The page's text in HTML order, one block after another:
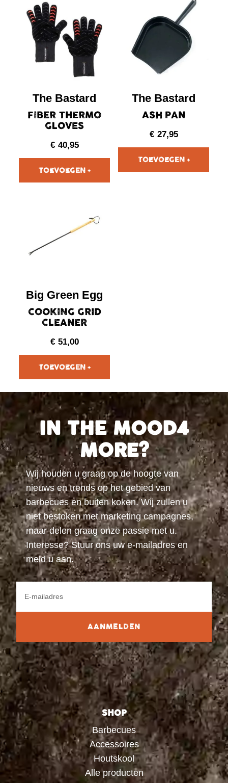
The Bastard
FIBER THERMO
GLOVES
€ 40,95
The Bastard
ASH PAN
€ 27,95
Big Green Egg
COOKING GRID
CLEANER
€ 51,00
IN THE MOOD4
MORE?
Wij houden u graag op de hoogte van
nieuws en trends op het gebied van
barbecues en buiten koken. Wij zullen u
niet bestoken met marketing campagnes,
maar delen graag onze passie met u.
Interesse? Stuur ons uw e-mailadres en
meld u aan.
AANMELDEN
SHOP
Barbecues
Accessoires
Houtskool
Alle producten